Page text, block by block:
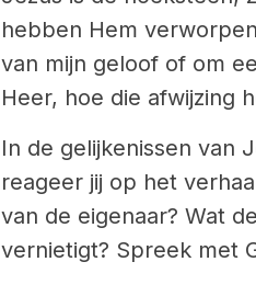
hebben Hem
van mijn geloof of om
Heer, hoe die afwijzing
In de gelijkenissen van
reageer jij op het
van de eigenaar? Wat
vernietigt? Spreek met